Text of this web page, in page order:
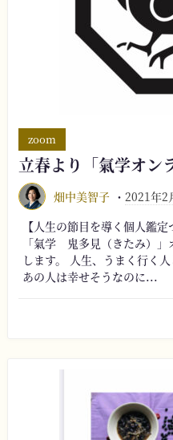
立春より「氣学オン
畑中美智子 2021年2
zoom
【人生の節目を導く個人鑑
「氣学 鬼多見（きたみ）」
します。 人生、うまく行く
あの人は幸せそうなのに...